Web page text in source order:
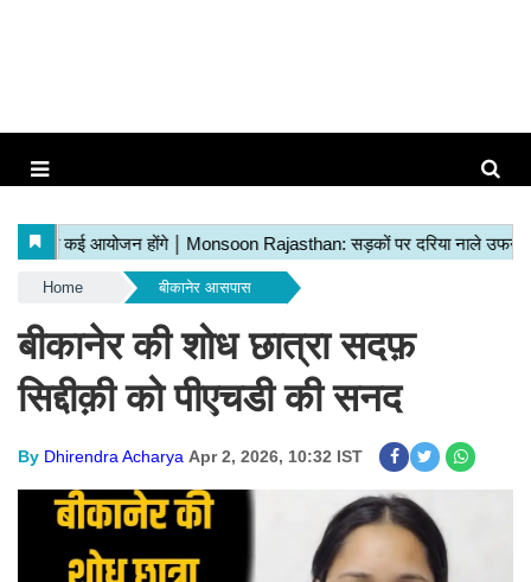
Home बीकानेर आसपास
बीकानेर की शोध छात्रा सदफ़
सिद्दीक़ी को पीएचडी की सनद
By Dhirendra Acharya Apr 2, 2026, 10:32 IST